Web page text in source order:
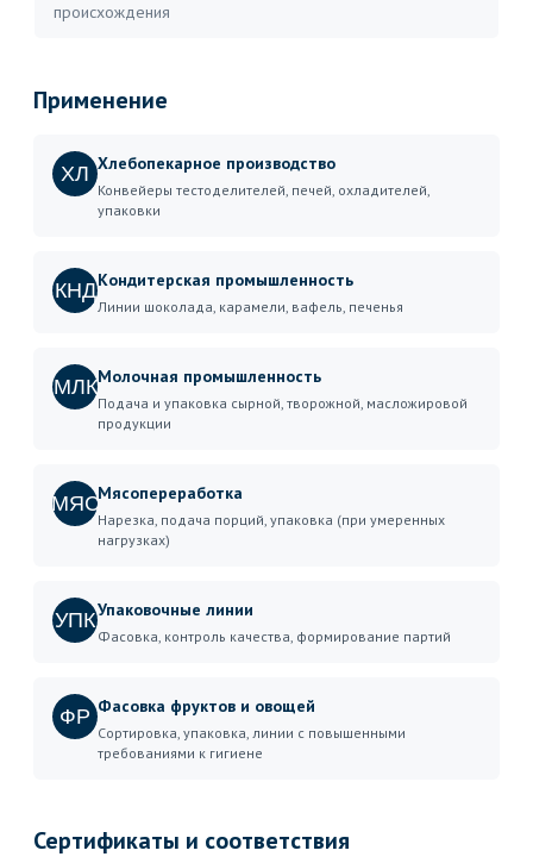
происхождения
Применение
ХЛ Хлебопекарное производство
Конвейеры тестоделителей, печей, охладителей,
упаковки
КНДКондитерская промышленность
Линии шоколада, карамели, вафель, печенья
МЛКМолочная промышленность
Подача и упаковка сырной, творожной, масложировой
продукции
МЯСМясопереработка
Нарезка, подача порций, упаковка (при умеренных
нагрузках)
УПКУпаковочные линии
Фасовка, контроль качества, формирование партий
ФР Фасовка фруктов и овощей
Сортировка, упаковка, линии с повышенными
требованиями к гигиене
Сертификаты и соответствия